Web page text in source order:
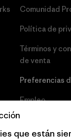
Comunidad
Política de
Términos y
de venta
Preferencias
Empleo
Prensa
que están